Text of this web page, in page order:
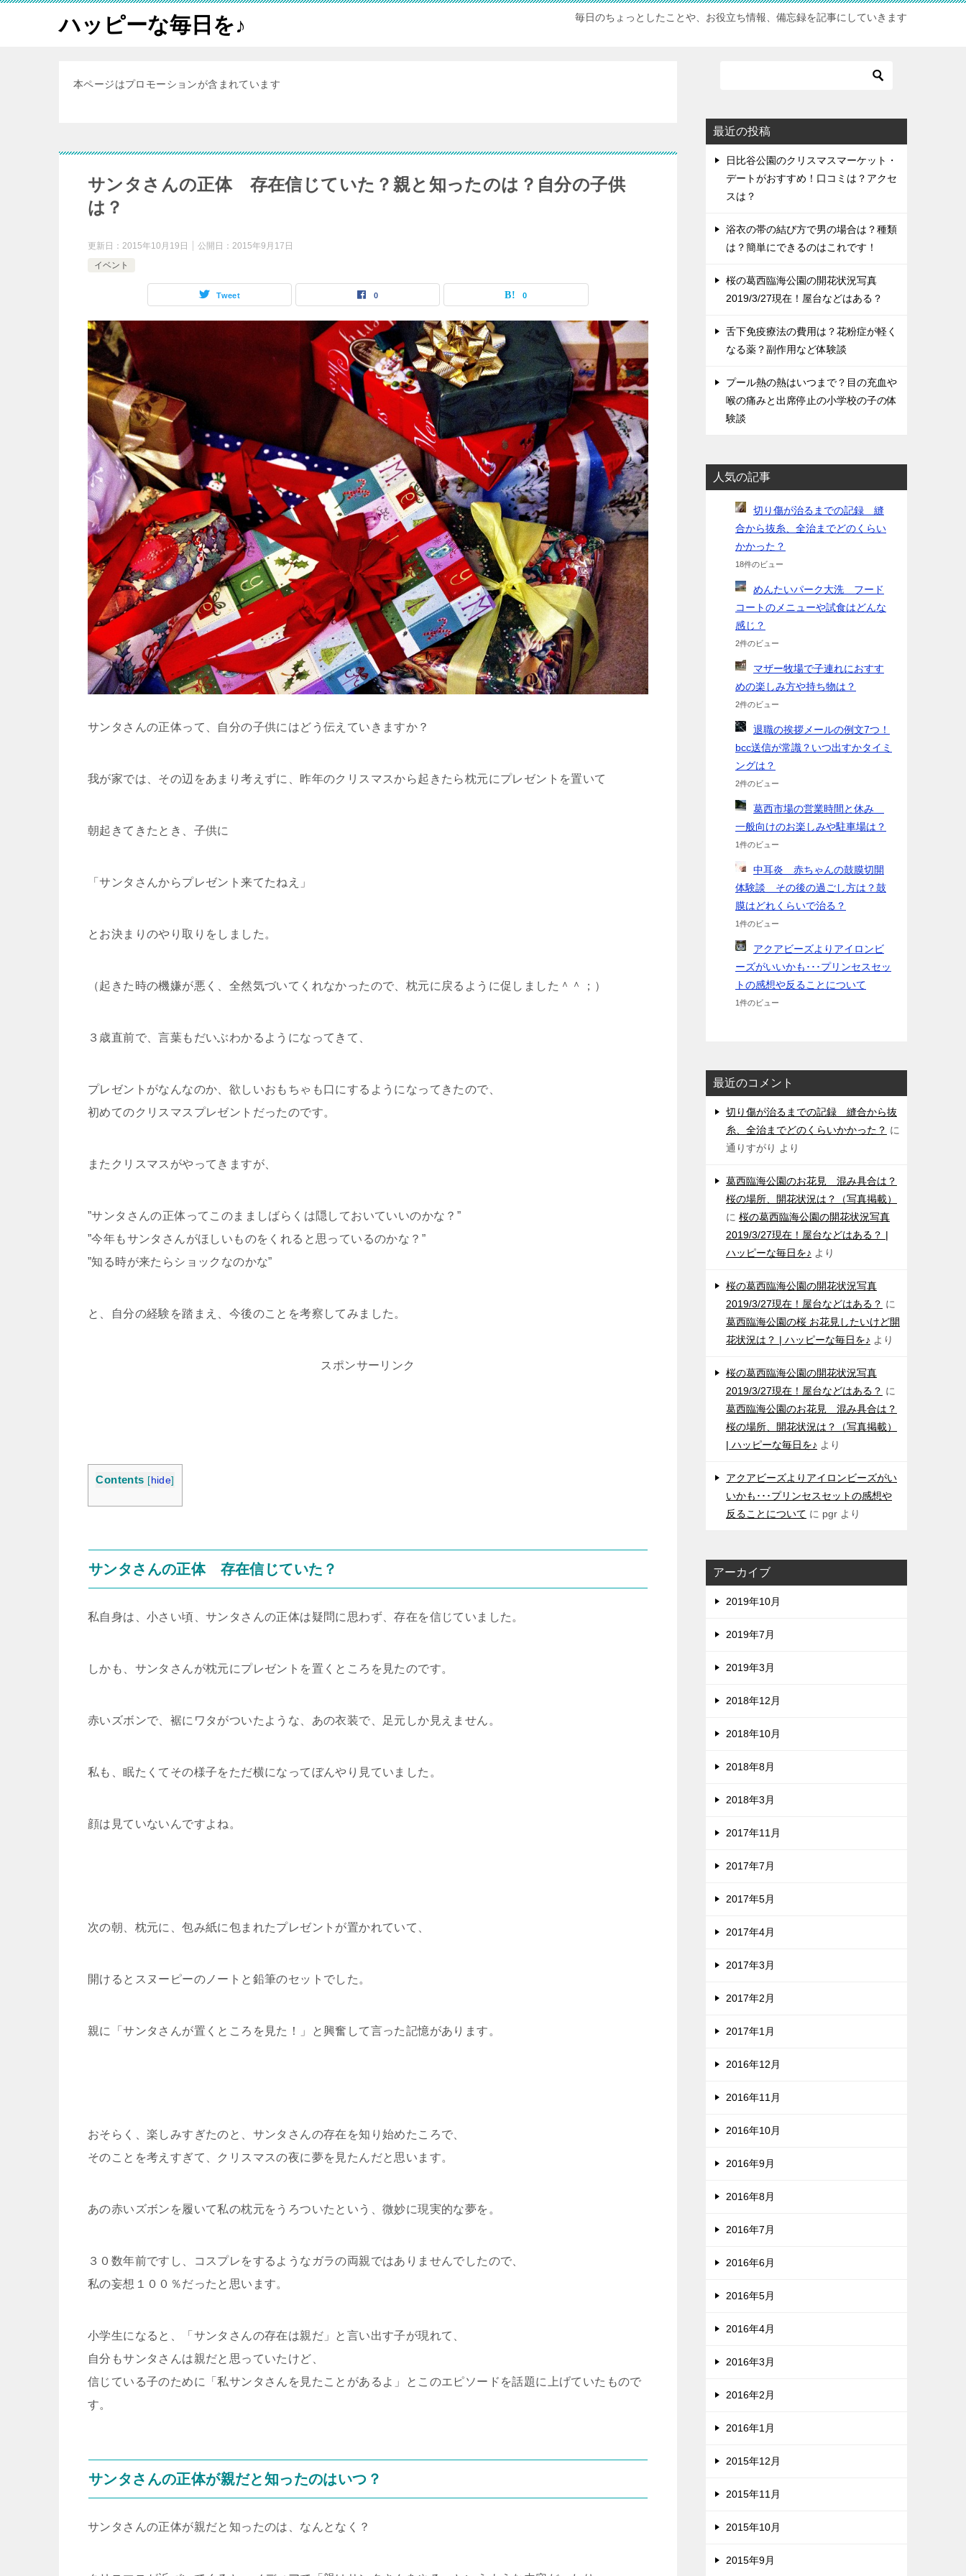
ハッピーな毎日を♪ 毎日のちょっとしたことや、お役立ち情報、備忘録を記事にしていきます
本ページはプロモーションが含まれています
サンタさんの正体 存在信じていた？親と知ったのは？自分の子供
は？
更新日： 2015年10月19日 公開日： 2015年9月17日
イベント
Tweet 0 0
サンタさんの正体って、自分の子供にはどう伝えていきますか？
我が家では、その辺をあまり考えずに、昨年のクリスマスから起きたら枕元にプレゼントを置いて
朝起きてきたとき、子供に
「サンタさんからプレゼント来てたねえ」
とお決まりのやり取りをしました。
（起きた時の機嫌が悪く、全然気づいてくれなかったので、枕元に戻るように促しました＾＾；）
３歳直前で、言葉もだいぶわかるようになってきて、
プレゼントがなんなのか、欲しいおもちゃも口にするようになってきたので、
初めてのクリスマスプレゼントだったのです。
またクリスマスがやってきますが、
”サンタさんの正体ってこのまましばらくは隠しておいていいのかな？”
”今年もサンタさんがほしいものをくれると思っているのかな？”
”知る時が来たらショックなのかな”
と、自分の経験を踏まえ、今後のことを考察してみました。
スポンサーリンク
Contents [ hide]
サンタさんの正体 存在信じていた？
私自身は、小さい頃、サンタさんの正体は疑問に思わず、存在を信じていました。
しかも、サンタさんが枕元にプレゼントを置くところを見たのです。
赤いズボンで、裾にワタがついたような、あの衣装で、足元しか見えません。
私も、眠たくてその様子をただ横になってぼんやり見ていました。
顔は見ていないんですよね。
次の朝、枕元に、包み紙に包まれたプレゼントが置かれていて、
開けるとスヌーピーのノートと鉛筆のセットでした。
親に「サンタさんが置くところを見た！」と興奮して言った記憶があります。
おそらく、楽しみすぎたのと、サンタさんの存在を知り始めたころで、
そのことを考えすぎて、クリスマスの夜に夢を見たんだと思います。
あの赤いズボンを履いて私の枕元をうろついたという、微妙に現実的な夢を。
３０数年前ですし、コスプレをするようなガラの両親ではありませんでしたので、
私の妄想１００％だったと思います。
小学生になると、「サンタさんの存在は親だ」と言い出す子が現れて、
自分もサンタさんは親だと思っていたけど、
信じている子のために「私サンタさんを見たことがあるよ」とこのエピソードを話題に上げていたもので
す。
サンタさんの正体が親だと知ったのはいつ？
サンタさんの正体が親だと知ったのは、なんとなく？
最近の投稿
日比谷公園のクリスマスマーケット・
デートがおすすめ！口コミは？アクセ
スは？
浴衣の帯の結び方で男の場合は？種類
は？簡単にできるのはこれです！
桜の葛西臨海公園の開花状況写真
2019/3/27現在！屋台などはある？
舌下免疫療法の費用は？花粉症が軽く
なる薬？副作用など体験談
プール熱の熱はいつまで？目の充血や
喉の痛みと出席停止の小学校の子の体
験談
人気の記事
切り傷が治るまでの記録 縫
合から抜糸、全治までどのくらい
かかった？
18件のビュー
めんたいパーク大洗 フード
コートのメニューや試食はどんな
感じ？
2件のビュー
マザー牧場で子連れにおすす
めの楽しみ方や持ち物は？
2件のビュー
退職の挨拶メールの例文7つ！
bcc送信が常識？いつ出すかタイミ
ングは？
2件のビュー
葛西市場の営業時間と休み
一般向けのお楽しみや駐車場は？
1件のビュー
中耳炎 赤ちゃんの鼓膜切開
体験談 その後の過ごし方は？鼓
膜はどれくらいで治る？
1件のビュー
アクアビーズよりアイロンビ
ーズがいいかも･･･プリンセスセッ
トの感想や反ることについて
1件のビュー
最近のコメント
切り傷が治るまでの記録 縫合から抜
糸、全治までどのくらいかかった？ に
通りすがり より
葛西臨海公園のお花見 混み具合は？
桜の場所、開花状況は？（写真掲載）
に 桜の葛西臨海公園の開花状況写真
2019/3/27現在！屋台などはある？ |
ハッピーな毎日を♪ より
桜の葛西臨海公園の開花状況写真
2019/3/27現在！屋台などはある？ に
葛西臨海公園の桜 お花見したいけど開
花状況は？ | ハッピーな毎日を♪ より
桜の葛西臨海公園の開花状況写真
2019/3/27現在！屋台などはある？ に
葛西臨海公園のお花見 混み具合は？
桜の場所、開花状況は？（写真掲載）
| ハッピーな毎日を♪ より
アクアビーズよりアイロンビーズがい
いかも･･･プリンセスセットの感想や
反ることについて に pgr より
アーカイブ
2019年10月
2019年7月
2019年3月
2018年12月
2018年10月
2018年8月
2018年3月
2017年11月
2017年7月
2017年5月
2017年4月
2017年3月
2017年2月
2017年1月
2016年12月
2016年11月
2016年10月
2016年9月
2016年8月
2016年7月
2016年6月
2016年5月
2016年4月
2016年3月
2016年2月
2016年1月
2015年12月
2015年11月
2015年10月
2015年9月